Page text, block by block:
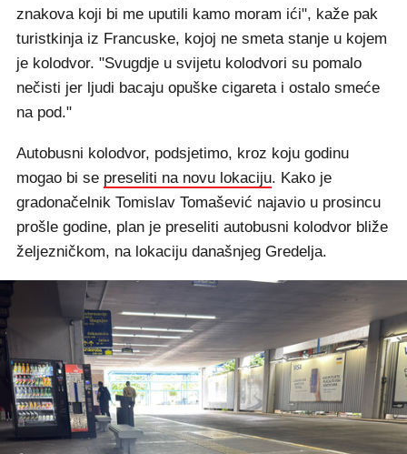
znakova koji bi me uputili kamo moram ići", kaže pak
turistkinja iz Francuske, kojoj ne smeta stanje u kojem
je kolodvor. "Svugdje u svijetu kolodvori su pomalo
nečisti jer ljudi bacaju opuške cigareta i ostalo smeće
na pod."
Autobusni kolodvor, podsjetimo, kroz koju godinu
mogao bi se preseliti na novu lokaciju. Kako je
gradonačelnik Tomislav Tomašević najavio u prosincu
prošle godine, plan je preseliti autobusni kolodvor bliže
željezničkom, na lokaciju današnjeg Gredelja.